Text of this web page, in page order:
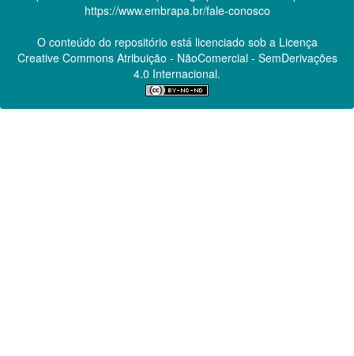
https://www.embrapa.br/fale-conosco
O conteúdo do repositório está licenciado sob a Licença
Creative CommonsAtribuição - NãoComercial - SemDerivações
4.0 Internacional.